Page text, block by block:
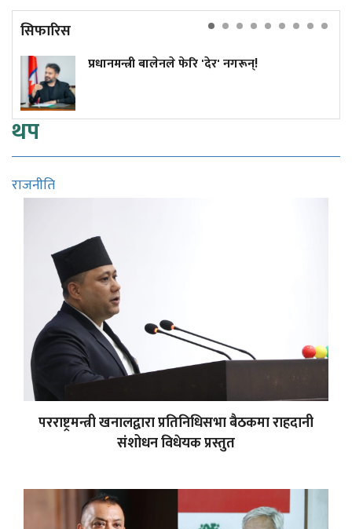
सिफारिस
प्रधानमन्त्री बालेनले फेरि 'देर' नगरून्!
थप
राजनीति
परराष्ट्रमन्त्री खनालद्वारा प्रतिनिधिसभा बैठकमा राहदानी
संशोधन विधेयक प्रस्तुत